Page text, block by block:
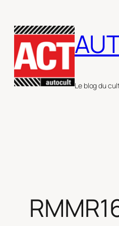
au
contenu
Le blog du